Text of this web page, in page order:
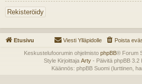
Rekisteröidy
Etusivu Poista
Viesti Ylläpidolle
Keskustelufoorumin ohjelmisto phpBB® Forum
Style Kirjoittaja Arty- Päivitä phpBB 3.2
Käännös: phpBB Suomi (lurttinen,